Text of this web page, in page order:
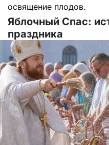
освящение плодов.
Яблочный Спас:
праздника